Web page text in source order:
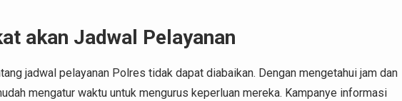
akan Jadwal Pelayanan
jadwal pelayanan Polres tidak dapat diabaikan. Dengan mengetahui jam dan
mengatur waktu untuk mengurus keperluan mereka. Kampanye informasi